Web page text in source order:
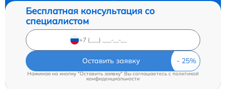
Бесплатная консультация со
специалистом
Оставить заявку
Нажимая на кнопку "Оставить заявку" Вы соглашаетесь cполитикой
конфиденциальности